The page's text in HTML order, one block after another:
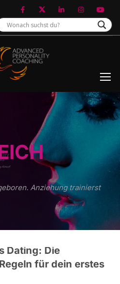
Anziehung trainierst
Dating: Die
für dein erstes